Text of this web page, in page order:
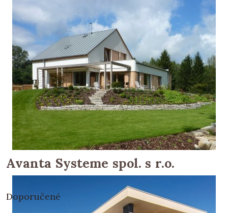
Avanta Systeme spol. s r.o.
Doporučené